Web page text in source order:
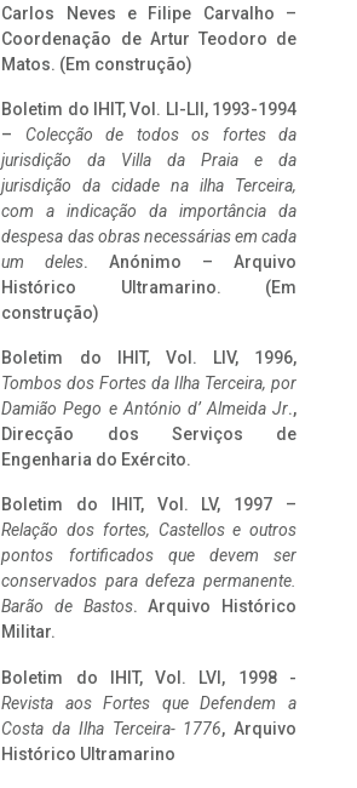
Carlos Neves e Filipe Carvalho –
Coordenação de Artur Teodoro de
Matos. (Em construção)
Boletim do IHIT, Vol. LI-LII, 1993-1994
– Colecção de todos os fortes da
jurisdição da Villa da Praia e da
jurisdição da cidade na ilha Terceira,
com a indicação da importância da
despesa das obras necessárias em cada
um deles. Anónimo – Arquivo
Histórico Ultramarino. (Em
construção)
Boletim do IHIT, Vol. LIV, 1996,
Tombos dos Fortes da Ilha Terceira, por
Damião Pego e António d’ Almeida Jr.,
Direcção dos Serviços de
Engenharia do Exército.
Boletim do IHIT, Vol. LV, 1997 –
Relação dos fortes, Castellos e outros
pontos fortificados que devem ser
conservados para defeza permanente.
Barão de Bastos. Arquivo Histórico
Militar.
Boletim do IHIT, Vol. LVI, 1998 -
Revista aos Fortes que Defendem a
Costa da Ilha Terceira- 1776, Arquivo
Histórico Ultramarino